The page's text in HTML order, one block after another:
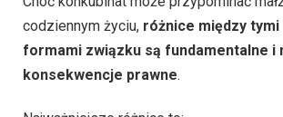
codziennym życiu, różnice między tymi
formami związku są fundamentalne i
konsekwencje prawne.